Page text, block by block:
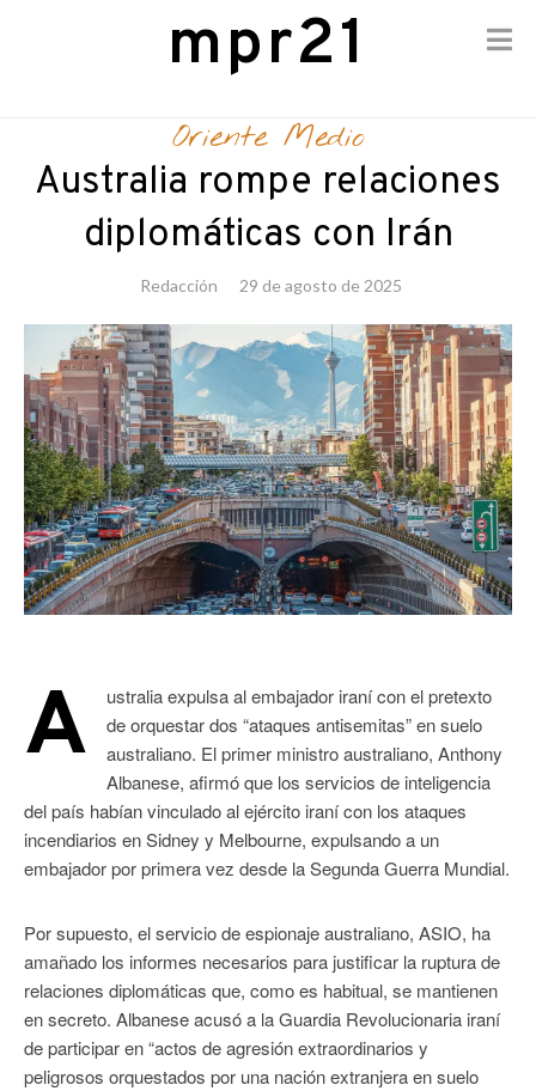
content
mpr21
Oriente Medio
Australia rompe relaciones
diplomáticas con Irán
Redacción 29 de agosto de 2025
A
ustralia expulsa al embajador iraní con el pretexto
de orquestar dos “ataques antisemitas” en suelo
australiano. El primer ministro australiano, Anthony
Albanese, afirmó que los servicios de inteligencia
del país habían vinculado al ejército iraní con los ataques
incendiarios en Sidney y Melbourne, expulsando a un
embajador por primera vez desde la Segunda Guerra Mundial.
Por supuesto, el servicio de espionaje australiano, ASIO, ha
amañado los informes necesarios para justificar la ruptura de
relaciones diplomáticas que, como es habitual, se mantienen
en secreto. Albanese acusó a la Guardia Revolucionaria iraní
de participar en “actos de agresión extraordinarios y
peligrosos orquestados por una nación extranjera en suelo